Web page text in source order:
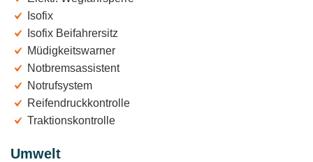
Isofix
Isofix Beifahrersitz
Müdigkeitswarner
Notbremsassistent
Notrufsystem
Reifendruckkontrolle
Traktionskontrolle
Umwelt